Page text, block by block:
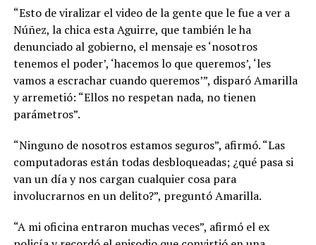
“Esto de viralizar el video de la gente que le fue a ver a
Núñez, la chica esta Aguirre, que también le ha
denunciado al gobierno, el mensaje es ‘nosotros
tenemos el poder’, ‘hacemos lo que queremos’, ‘les
vamos a escrachar cuando queremos’”, disparó Amarilla
y arremetió: “Ellos no respetan nada, no tienen
parámetros”.
“Ninguno de nosotros estamos seguros”, afirmó. “Las
computadoras están todas desbloqueadas; ¿qué pasa si
van un día y nos cargan cualquier cosa para
involucrarnos en un delito?”, preguntó Amarilla.
“A mi oficina entraron muchas veces”, afirmó el ex